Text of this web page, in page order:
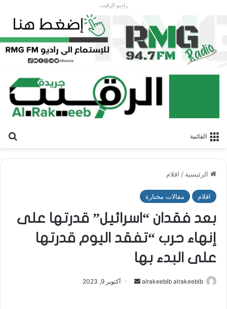
راديو الرقيب
القائمة
الرئيسية / اقلام
اقلام مقالات مختارة
بعد فقدان “اسرائيل” قدرتها على
إنهاء حرب “تفقد اليوم قدرتها
على البدء بها
alrakeeblb alrakeeblb أكتوبر 9, 2023